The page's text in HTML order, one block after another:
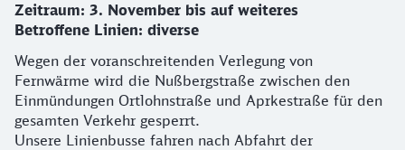
Zeitraum: 3. November bis auf weiteres
Betroffene Linien: diverse
Wegen der voranschreitenden Verlegung von
Fernwärme wird die Nußbergstraße zwischen den
Einmündungen Ortlohnstraße und Aprkestraße für den
gesamten Verkehr gesperrt.
Unsere Linienbusse fahren nach Abfahrt der